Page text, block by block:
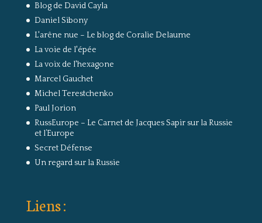
Blog de David Cayla
Daniel Sibony
L'arêne nue – Le blog de Coralie Delaume
La voie de l'épée
La voix de l'hexagone
Marcel Gauchet
Michel Terestchenko
Paul Jorion
RussEurope – Le Carnet de Jacques Sapir sur la Russie
et l’Europe
Secret Défense
Un regard sur la Russie
Liens :